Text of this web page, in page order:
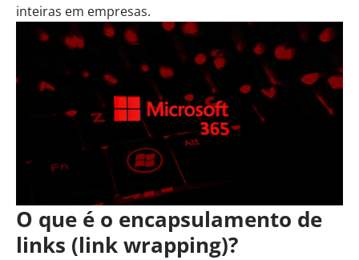
inteiras em empresas.
O que é o encapsulamento de
links (link wrapping)?